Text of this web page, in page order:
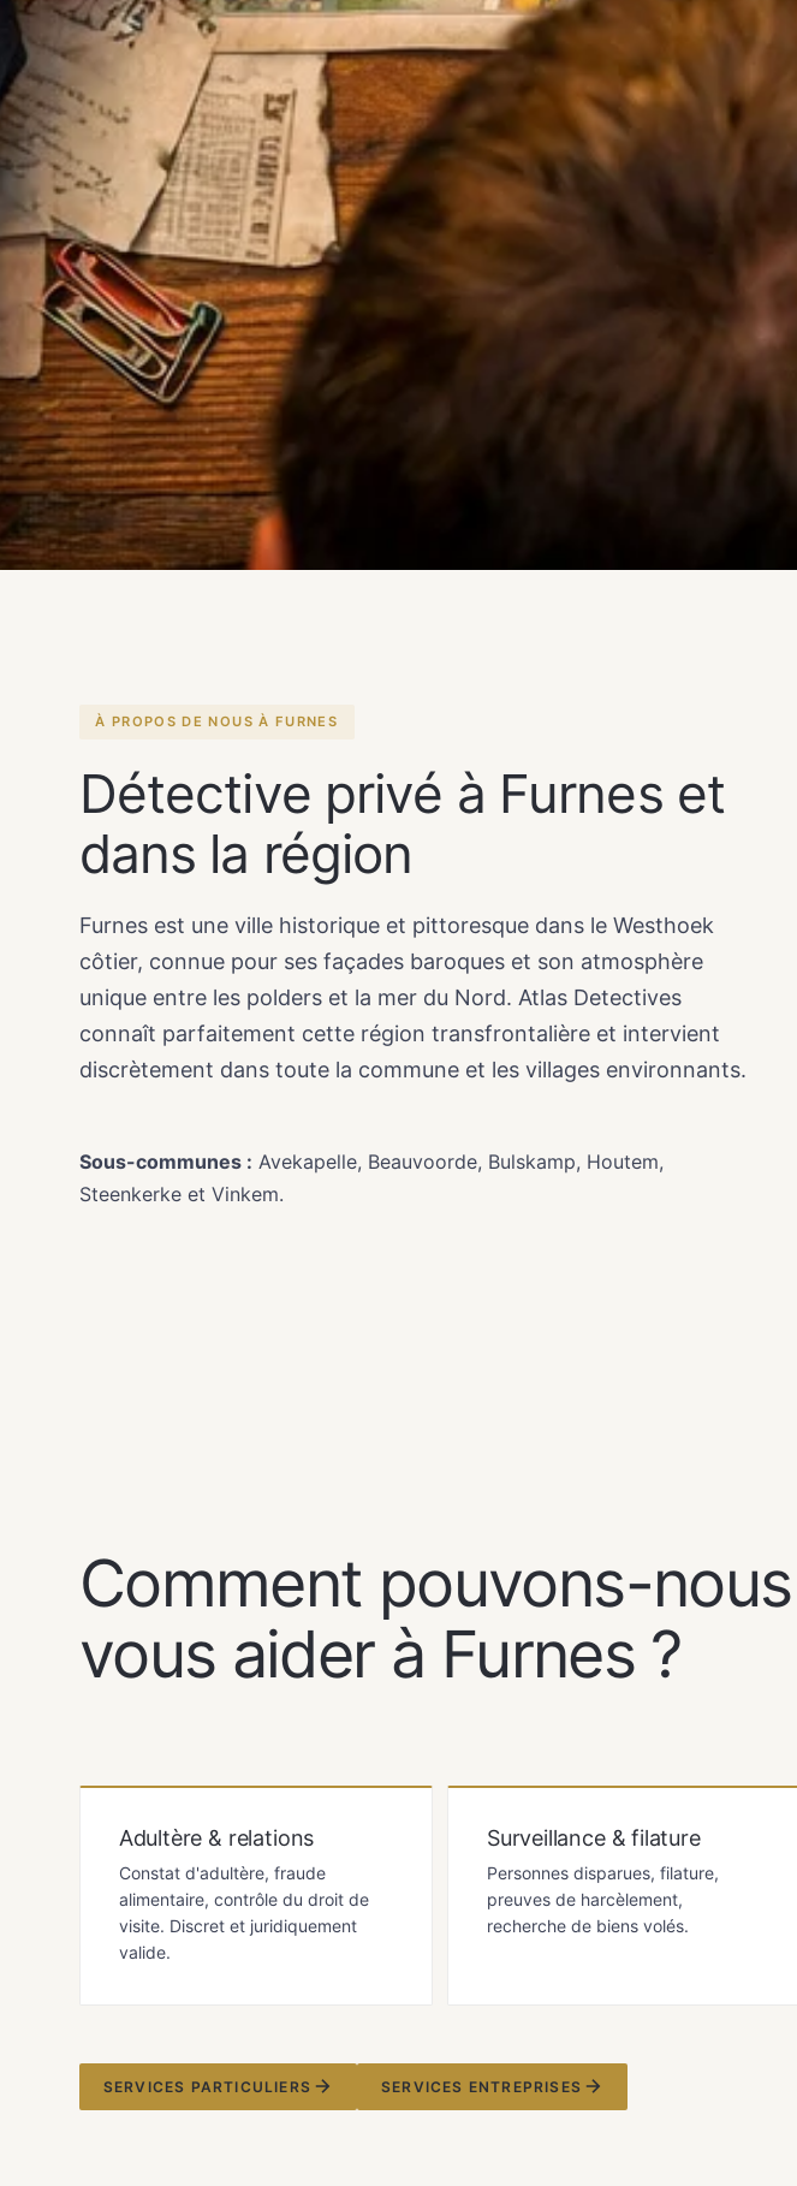
À PROPOS DE NOUS À FURNES
Détective privé à Furnes et
dans la région
Furnes est une ville historique et pittoresque dans le Westhoek
côtier, connue pour ses façades baroques et son atmosphère
unique entre les polders et la mer du Nord. Atlas Detectives
connaît parfaitement cette région transfrontalière et intervient
discrètement dans toute la commune et les villages environnants.
Sous-communes : Avekapelle, Beauvoorde, Bulskamp, Houtem,
Steenkerke et Vinkem.
Comment pouvons-nous
vous aider à Furnes ?
Adultère & relations
Constat d'adultère, fraude
alimentaire, contrôle du droit de
visite. Discret et juridiquement
valide.
Surveillance & filature
Personnes disparues, filature,
preuves de harcèlement,
recherche de biens volés.
SERVICES PARTICULIERS SERVICES ENTREPRISES